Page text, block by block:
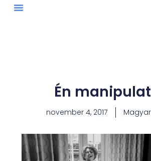
Én
november 4, 2017